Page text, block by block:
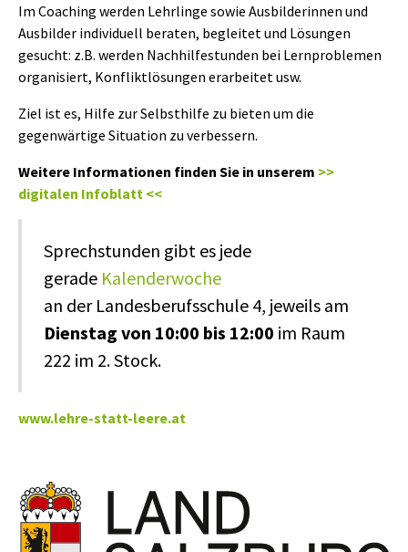
Im Coaching werden Lehrlinge sowie Ausbilderinnen und
Ausbilder individuell beraten, begleitet und Lösungen
gesucht: z.B. werden Nachhilfestunden bei Lernproblemen
organisiert, Konfliktlösungen erarbeitet usw.
Ziel ist es, Hilfe zur Selbsthilfe zu bieten um die
gegenwärtige Situation zu verbessern.
Weitere Informationen finden Sie in unserem >>
digitalen Infoblatt <<
Sprechstunden gibt es jede
gerade Kalenderwoche
an der Landesberufsschule 4, jeweils am
Dienstag von 10:00 bis 12:00 im Raum
222 im 2. Stock.
www.lehre-statt-leere.at